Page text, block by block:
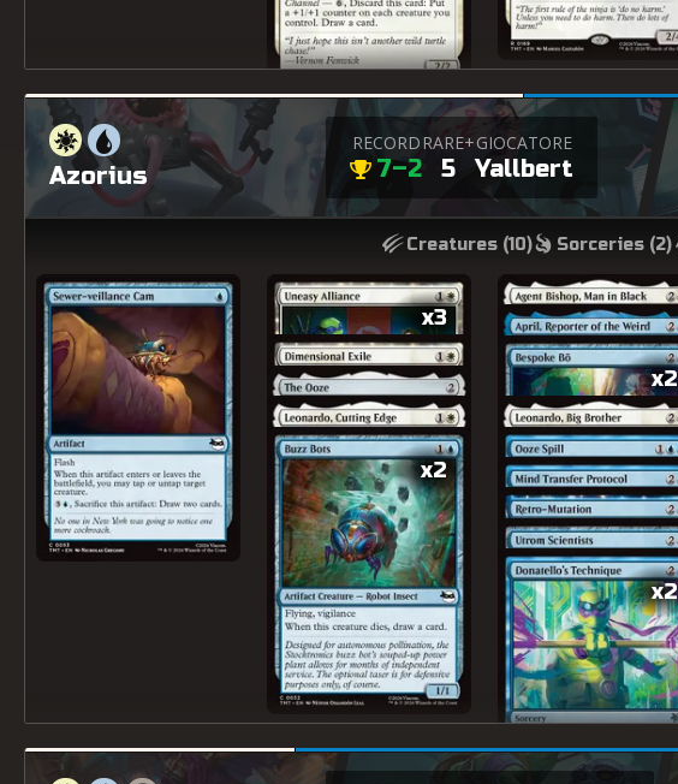
Azorius
RECORD
7–2
RARE+
5
GIOCATORE
Yallbert
Creatures (10) Sorceries (2)
x3
x2
x2
x2